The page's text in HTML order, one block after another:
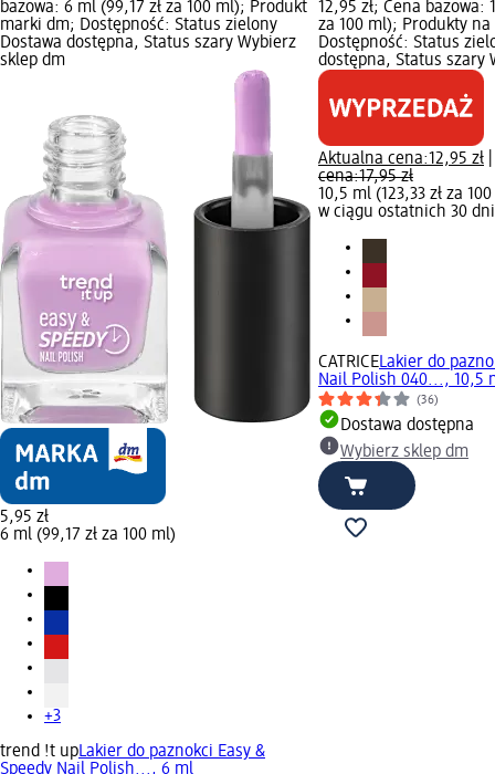
bazowa: 6 ml (99,17 zł za 100 ml); Produkt
marki dm; Dostępność: Status zielony
Dostawa dostępna, Status szary Wybierz
sklep dm
5,95 zł
6 ml (99,17 zł za 100 ml)
+3
trend !t upLakier do paznokci Easy &
Speedy Nail Polish..., 6 ml
12,95 zł; Cena bazowa:
za 100 ml); Produkty na
Dostępność: Status
dostępna, Status szary
Aktualna cena:12,95 zł
cena:17,95 zł
10,5 ml (123,33 zł za
w ciągu ostatnich 30 dni
CATRICELakier do
Nail Polish 040..., 10,5
(36)
Dostawa dostępna
Wybierz sklep dm